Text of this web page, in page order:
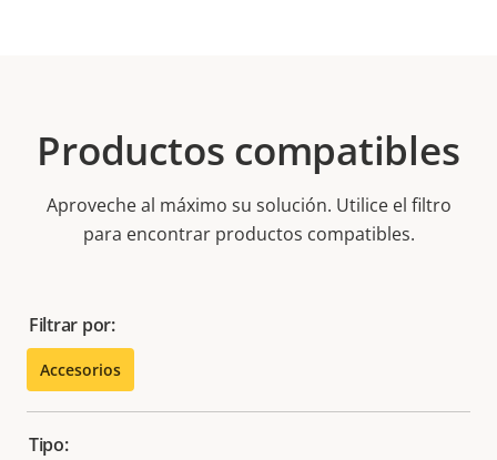
Productos compatibles
Aproveche al máximo su solución. Utilice el filtro
para encontrar productos compatibles.
Filtrar por:
Accesorios
Tipo: